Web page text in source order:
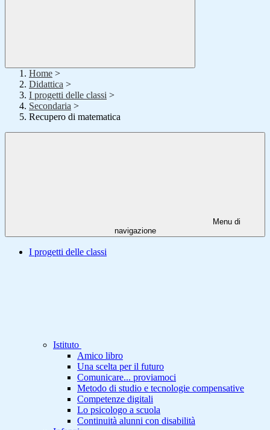
Home >
Didattica >
I progetti delle classi >
Secondaria >
Recupero di matematica
Menu di
navigazione
I progetti delle classi
Istituto
Amico libro
Una scelta per il futuro
Comunicare... proviamoci
Metodo di studio e tecnologie compensative
Competenze digitali
Lo psicologo a scuola
Continuità alunni con disabilità